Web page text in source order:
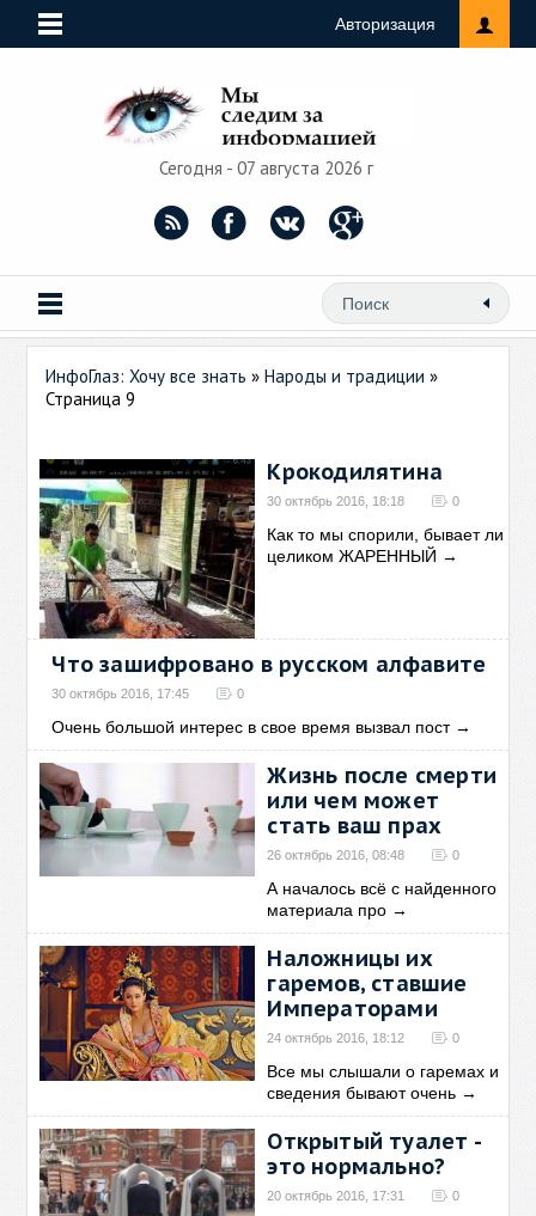
Авторизация
Сегодня - 07 августа 2026 г
ИнфоГлаз: Хочу все знать »Народы и традиции »
Страница 9
Крокодилятина
30 октябрь 2016, 18:18 0
Как то мы спорили, бывает ли
целиком ЖАРЕННЫЙ →
Что зашифровано в русском алфавите
30 октябрь 2016, 17:45 0
Очень большой интерес в свое время вызвал пост→
Жизнь после смерти
или чем может
стать ваш прах
26 октябрь 2016, 08:48 0
А началось всё с найденного
материала про →
Наложницы их
гаремов, ставшие
Императорами
24 октябрь 2016, 18:12 0
Все мы слышали о гаремах и
сведения бывают очень →
Открытый туалет -
это нормально?
20 октябрь 2016, 17:31 0